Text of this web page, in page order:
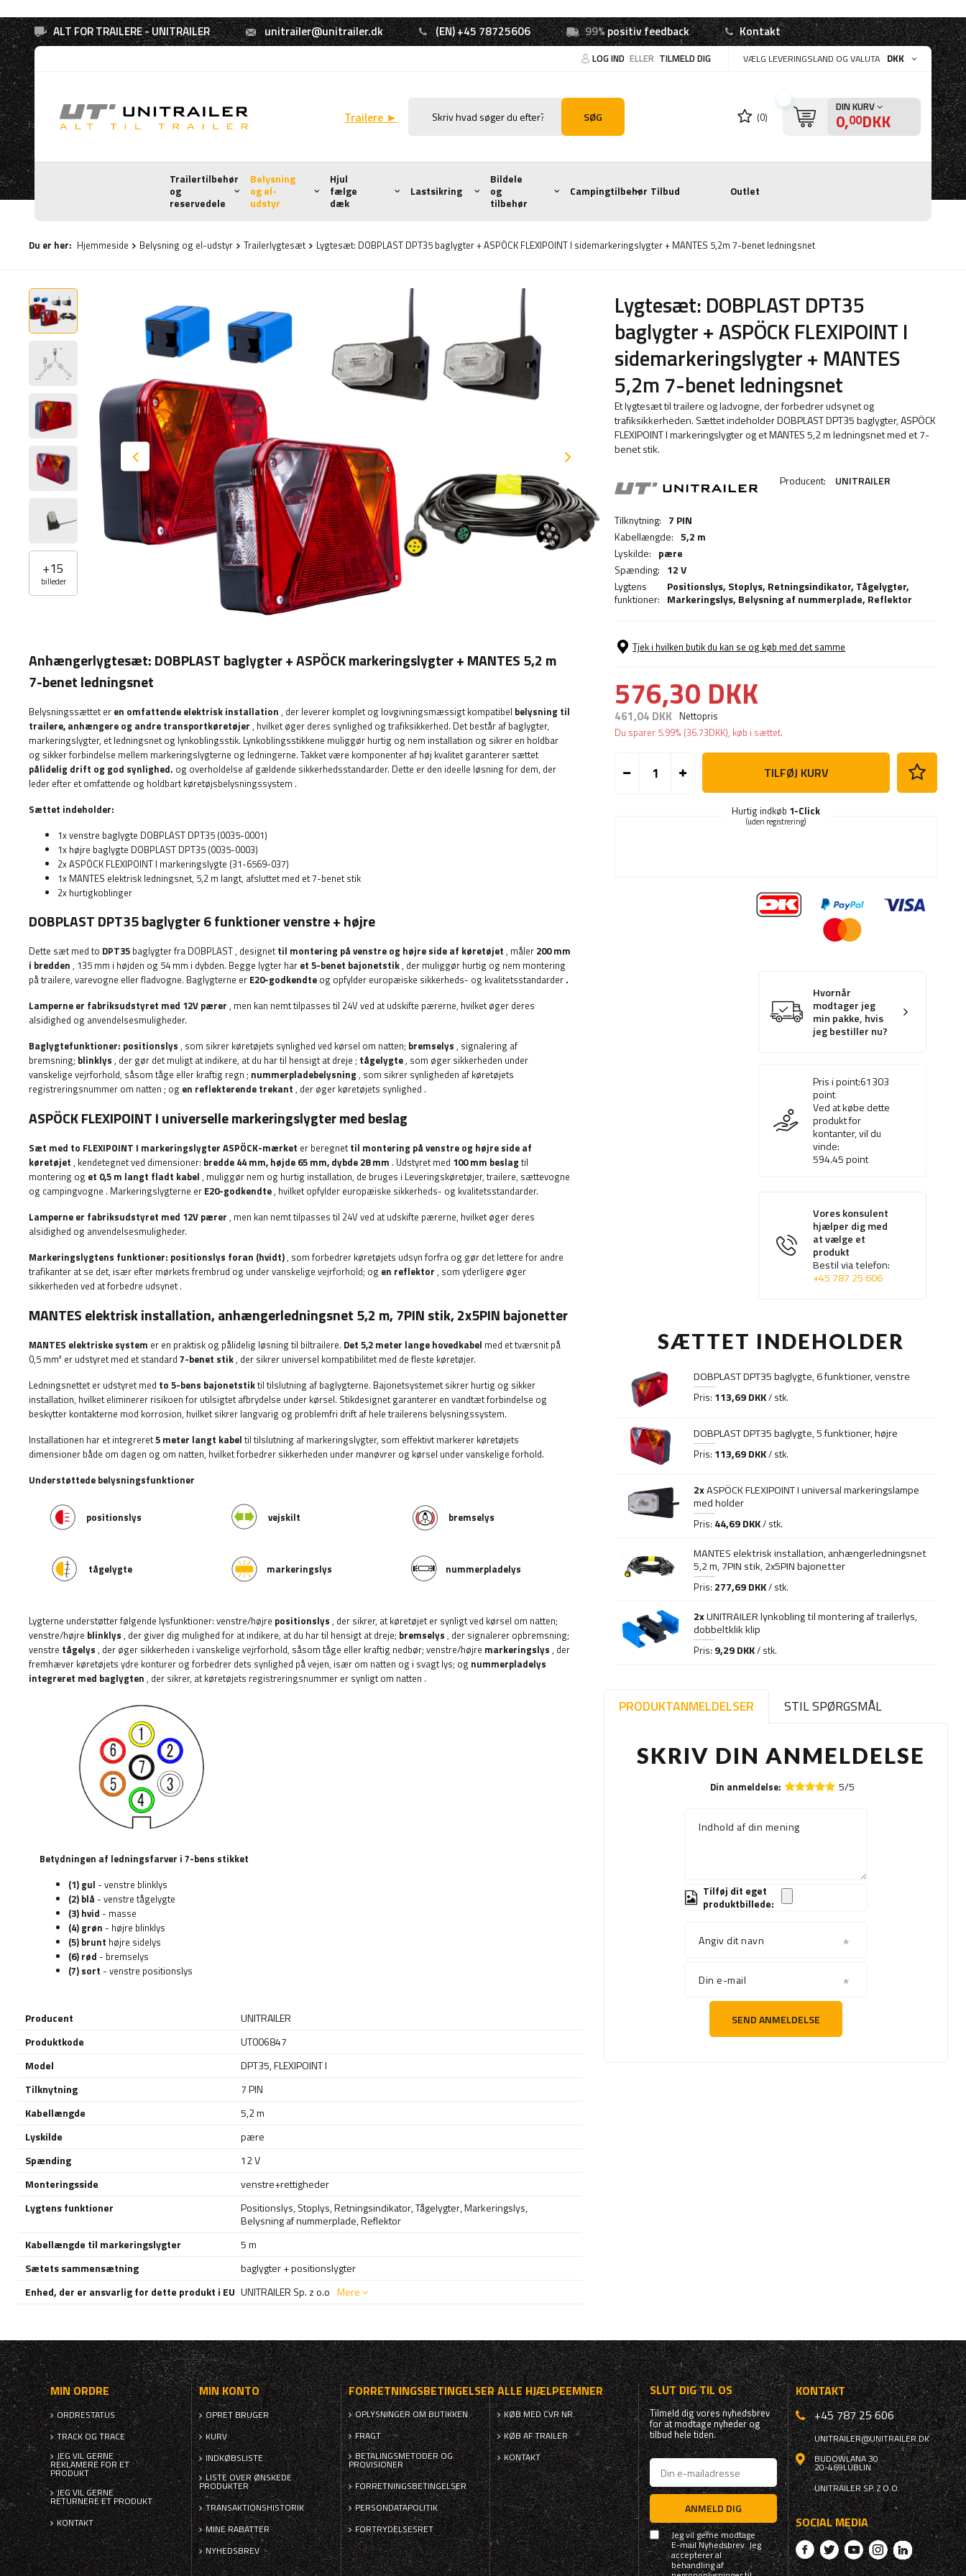
ALT FOR TRAILERE - UNITRAILER unitrailer@unitrailer.dk (EN) +45 78725606 99%positiv feedback Kontakt
LOG IND ELLER TILMELD DIG VÆLG LEVERINGSLAND OG VALUTA DKK
Trailere ► SØG (0)
DIN KURV
0,00DKK
Trailertilbehør
og
reservedele
Belysning
og el-
udstyr
Hjul
fælge
dæk
Lastsikring
Bildele
og
tilbehør
Campingtilbehør Tilbud Outlet
Du er her: Hjemmeside Belysning og el-udstyr Trailerlygtesæt Lygtesæt: DOBPLAST DPT35 baglygter + ASPÖCK FLEXIPOINT I sidemarkeringslygter + MANTES 5,2m 7-benet ledningsnet
+15
billeder
Lygtesæt: DOBPLAST DPT35
baglygter + ASPÖCK FLEXIPOINT I
sidemarkeringslygter + MANTES
5,2m 7-benet ledningsnet
Et lygtesæt til trailere og ladvogne, der forbedrer udsynet og
trafiksikkerheden. Sættet indeholder DOBPLAST DPT35 baglygter, ASPÖCK
FLEXIPOINT I markeringslygter og et MANTES 5,2 m ledningsnet med et 7-
benet stik.
Producent: UNITRAILER
Tilknytning: 7 PIN
Kabellængde: 5,2 m
Lyskilde: pære
Spænding: 12 V
Lygtens
funktioner:
Positionslys, Stoplys, Retningsindikator, Tågelygter,
Markeringslys, Belysning af nummerplade, Reflektor
Tjek i hvilken butik du kan se og køb med det samme
576,30 DKK
461,04 DKK Nettopris
Du sparer 5.99% (36.73DKK), køb i sættet.
TILFØJ KURV
Hurtig indkøb 1-Click
(uden registrering)
Hvornår
modtager jeg
min pakke, hvis
jeg bestiller nu?
Pris i point:61303
point
Ved at købe dette
produkt for
kontanter, vil du
vinde:
594.45point
Vores konsulent
hjælper dig med
at vælge et
produkt
Bestil via telefon:
+45 787 25 606
SÆTTET INDEHOLDER
DOBPLAST DPT35 baglygte, 6 funktioner, venstre
Pris: 113,69 DKK/ stk.
DOBPLAST DPT35 baglygte, 5 funktioner, højre
Pris: 113,69 DKK/ stk.
2xASPÖCK FLEXIPOINT I universal markeringslampe
med holder
Pris: 44,69 DKK/ stk.
MANTES elektrisk installation, anhængerledningsnet
5,2 m, 7PIN stik, 2x5PIN bajonetter
Pris: 277,69 DKK/ stk.
2xUNITRAILER lynkobling til montering af trailerlys,
dobbeltklik klip
Pris: 9,29 DKK/ stk.
PRODUKTANMELDELSER STIL SPØRGSMÅL
SKRIV DIN ANMELDELSE
Din anmeldelse: 5/5
Indhold af din mening
Tilføj dit eget
produktbillede:
Angiv dit navn
Din e-mail
SEND ANMELDELSE
Anhængerlygtesæt: DOBPLAST baglygter +ASPÖCKmarkeringslygter + MANTES 5,2 m
7-benet ledningsnet
Belysningssættet er en omfattende elektrisk installation , der leverer komplet og lovgivningsmæssigt kompatibel belysning til
trailere, anhængere og andre transportkøretøjer , hvilket øger deres synlighed og trafiksikkerhed. Det består af baglygter,
markeringslygter, et ledningsnet og lynkoblingsstik. Lynkoblingsstikkene muliggør hurtig og nem installation og sikrer en holdbar
og sikker forbindelse mellem markeringslygterne og ledningerne. Takket være komponenter af høj kvalitet garanterer sættet
pålidelig drift og god synlighed. og overholdelse af gældende sikkerhedsstandarder. Dette er den ideelle løsning for dem, der
leder efter et omfattende og holdbart køretøjsbelysningssystem .
Sættet indeholder:
1x venstre baglygte DOBPLAST DPT35 (0035-0001)
1x højre baglygte DOBPLAST DPT35 (0035-0003)
2x ASPÖCK FLEXIPOINT I markeringslygte (31-6569-037)
1x MANTES elektrisk ledningsnet, 5,2 m langt, afsluttet med et 7-benet stik
2x hurtigkoblinger
DOBPLAST DPT35 baglygter 6 funktioner venstre + højre
Dette sæt med to DPT35 baglygterfra DOBPLAST, designettil montering på venstre og højre side af køretøjet , måler 200 mm
i bredden , 135 mm i højden og 54 mm i dybden. Begge lygter har et 5-benet bajonetstik, der muliggør hurtig og nem montering
på trailere, varevogne eller fladvogne. Baglygterne er E20-godkendte og opfylder europæiske sikkerheds- og kvalitetsstandarder .
Lamperne er fabriksudstyret med 12V pærer , men kan nemt tilpasses til 24V ved at udskifte pærerne, hvilket øger deres
alsidighed og anvendelsesmuligheder.
Baglygtefunktioner: positionslys , som sikrer køretøjets synlighed ved kørsel om natten; bremselys , signalering af
bremsning; blinklys , der gør det muligt at indikere, at du har til hensigt at dreje ; tågelygte, som øger sikkerheden under
vanskelige vejrforhold, såsom tåge eller kraftig regn ; nummerpladebelysning , som sikrer synligheden af ​​køretøjets
registreringsnummer om natten ; og en reflekterende trekant , der øger køretøjets synlighed .
ASPÖCK FLEXIPOINT I universelle markeringslygter med beslag
Sæt med to FLEXIPOINT I markeringslygter ASPÖCK-mærket er beregnettil montering på venstre og højre side af
køretøjet , kendetegnet ved dimensioner: bredde 44 mm, højde 65 mm, dybde 28 mm . Udstyret med 100 mm beslag til
montering og et 0,5 m langt fladt kabel , muliggør nem og hurtig installation, de bruges i Leveringskøretøjer, trailere, sættevogne
og campingvogne . Markeringslygterne er E20-godkendte, hvilket opfylder europæiske sikkerheds- og kvalitetsstandarder.
Lamperne er fabriksudstyret med 12V pærer , men kan nemt tilpasses til 24V ved at udskifte pærerne, hvilket øger deres
alsidighed og anvendelsesmuligheder.
Markeringslygtens funktioner: positionslys foran (hvidt), som forbedrer køretøjets udsyn forfra og gør det lettere for andre
trafikanter at se det, især efter mørkets frembrud og under vanskelige vejrforhold; og en reflektor , som yderligere øger
sikkerheden ved at forbedre udsynet.
MANTES elektrisk installation, anhængerledningsnet 5,2 m, 7PIN stik, 2x5PIN bajonetter
MANTES elektriske system er en praktisk og pålidelig løsning til biltrailere. Det 5,2 meter lange hovedkabel med et tværsnit på
0,5 mm² er udstyret med et standard 7-benet stik, der sikrer universel kompatibilitet med de fleste køretøjer.
Ledningsnettet er udstyret med to 5-bens bajonetstiktil tilslutning af baglygterne. Bajonetsystemet sikrer hurtig og sikker
installation, hvilket eliminerer risikoen for utilsigtet afbrydelse under kørsel. Stikdesignet garanterer en vandtæt forbindelse og
beskytter kontakterne mod korrosion, hvilket sikrer langvarig og problemfri drift af hele trailerens belysningssystem.
Installationen har et integreret5 meter langt kabel til tilslutning af markeringslygter, som effektivt markerer køretøjets
dimensioner både om dagen og om natten, hvilket forbedrer sikkerheden under manøvrer og kørsel under vanskelige forhold.
Understøttede belysningsfunktioner
positionslys vejskilt bremselys
tågelygte markeringslys nummerpladelys
Lygterne understøtter følgende lysfunktioner: venstre/højre positionslys , der sikrer, at køretøjet er synligt ved kørsel om natten;
venstre/højre blinklys , der giver dig mulighed for at indikere, at du har til hensigt at dreje; bremselys , der signalerer opbremsning;
venstre tågelys , der øger sikkerheden i vanskelige vejrforhold, såsom tåge eller kraftig nedbør; venstre/højre markeringslys , der
fremhæver køretøjets ydre konturer og forbedrer dets synlighed på vejen, især om natten og i svagt lys; og nummerpladelys
integreret med baglygten , der sikrer, at køretøjets registreringsnummer er synligt om natten .
Betydningen af ​​ledningsfarver i 7-bens stikket
(1) gul - venstre blinklys
(2) blå - venstre tågelygte
(3) hvid - masse
(4) grøn - højre blinklys
(5) brunt højre sidelys
(6) rød - bremselys
(7) sort - venstre positionslys
Producent
UNITRAILER
Produktkode
UT006847
Model
DPT35,FLEXIPOINT I
Tilknytning
7 PIN
Kabellængde
5,2 m
Lyskilde
pære
Spænding
12 V
Monteringsside
venstre+rettigheder
Lygtens funktioner
Positionslys,Stoplys,Retningsindikator,Tågelygter,Markeringslys,
Belysning af nummerplade,Reflektor
Kabellængde til markeringslygter
5 m
Sætets sammensætning
baglygter + positionslygter
Enhed, der er ansvarlig for dette produkt i EU UNITRAILER Sp. z o.o Mere
MIN ORDRE
ORDRESTATUS
TRACK OG TRACE
JEG VIL GERNE
REKLAMERE FOR ET
PRODUKT
JEG VIL GERNE
RETURNERE ET PRODUKT
KONTAKT
MIN KONTO
OPRET BRUGER
KURV
INDKØBSLISTE
LISTE OVER ØNSKEDE
PRODUKTER
TRANSAKTIONSHISTORIK
MINE RABATTER
NYHEDSBREV
FORRETNINGSBETINGELSER
OPLYSNINGER OM BUTIKKEN
FRAGT
BETALINGSMETODER OG
PROVISIONER
FORRETNINGSBETINGELSER
PERSONDATAPOLITIK
FORTRYDELSESRET
ALLE HJÆLPEEMNER
KØB MED CVR NR.
KØB AF TRAILER
KONTAKT
SLUT DIG TIL OS
Tilmeld dig vores nyhedsbrev
for at modtage nyheder og
tilbud hele tiden.
ANMELD DIG
Jeg vil gerne modtage
E-mail Nyhedsbrev. Jeg
accepterer al
behandling af
KONTAKT
+45 787 25 606
UNITRAILER@UNITRAILER.DK
BUDOWLANA 30
20-469LUBLIN
UNITRAILER SP. Z O.O.
SOCIAL MEDIA